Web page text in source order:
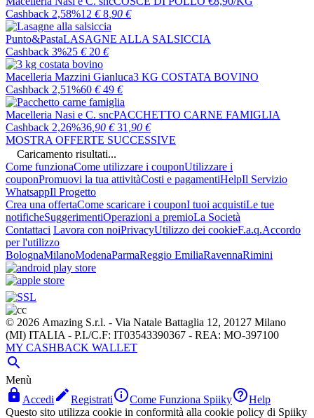
Cashback 2,58%12 € 8 ,90 €
Punto&PastaLASAGNE ALLA SALSICCIA
Cashback 3%25 € 20 €
Macelleria Mazzini Gianluca3 KG COSTATA BOVINO
Cashback 2,51%60 € 49 €
Macelleria Nasi e C. sncPACCHETTO CARNE FAMIGLIA
Cashback 2,26%36 ,90 € 31 ,90 €
MOSTRA OFFERTE SUCCESSIVE
Caricamento risultati...
Come funzionaCome utilizzare i couponUtilizzare i
couponPromuovi la tua attivitàCosti e pagamentiHelpIl Servizio
WhatsappIl Progetto
Crea una offertaCome scaricare i couponI tuoi acquistiLe tue
notificheSuggerimentiOperazioni a premioLa Società
Contattaci Lavora con noiPrivacyUtilizzo dei cookieF.a.q.Accordo
per l'utilizzo
BolognaMilanoModenaParmaReggio EmiliaRavennaRimini
© 2026 Amazing S.r.l. - Via Natale Battaglia 12, 20127 Milano
(MI) ITALIA - P.I./C.F: IT03543390367 - REA: MO-397100
MY CASHBACK WALLET

Menù
 Accedi RegistratiCome Funziona SpiikyHelp
Questo sito utilizza cookie in conformità alla cookie policy di Spiiky